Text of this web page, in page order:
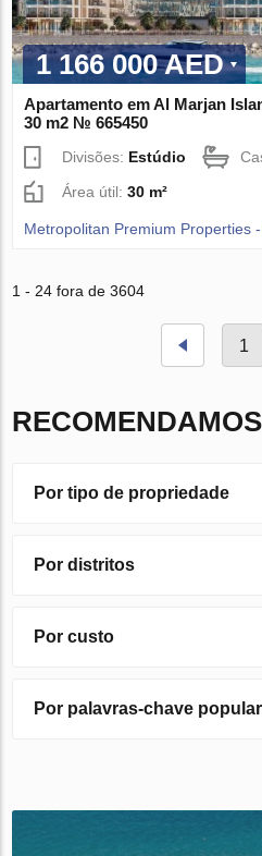
1 166 000 AED
Apartamento em Al Marjan
30 m2 № 665450
Divisões: Estúdio
Área útil:30 m²
Metropolitan Premium Properties
1 - 24 fora de 3604
1
RECOMENDAMOS
Por tipo de propriedade
Por distritos
Por custo
Por palavras-chave